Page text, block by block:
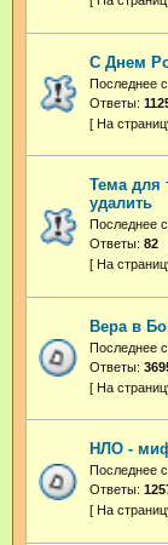
С Днем
Последнее
Ответы:
Тема для
удалить
Последнее
Ответы: 82
Вера в
Последнее
Ответы:
НЛО -
Последнее
Ответы: